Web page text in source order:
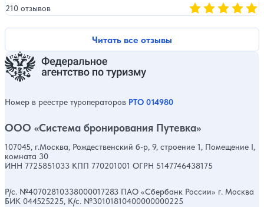
Читать все отзывы
210 отзывов
Номер в реестре туроператоров РТО 014980
ООО «Система бронирования Путевка»
107045, г.Москва, Рождественский б-р, 9, строение 1, Помещение I,
комната 30
ИНН 7725851033 КПП 770201001 ОГРН 5147746438175
Р/с. №40702810338000017283 ПАО «Сбербанк России» г. Москва
БИК 044525225, К/с. №30101810400000000225